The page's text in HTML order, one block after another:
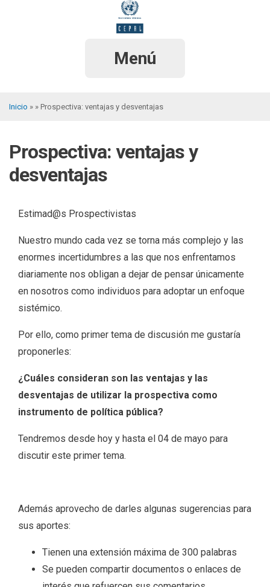
Menú
enlaces
de
ayuda
la
navegación
Inicio Prospectiva: ventajas y desventajas
Prospectiva: ventajas y
desventajas
Estimad@s Prospectivistas
Nuestro mundo cada vez se torna más complejo y las
enormes incertidumbres a las que nos enfrentamos
diariamente nos obligan a dejar de pensar únicamente
en nosotros como individuos para adoptar un enfoque
sistémico.
Por ello, como primer tema de discusión me gustaría
proponerles:
¿Cuáles consideran son las ventajas y las
desventajas de utilizar la prospectiva como
instrumento de política pública?
Tendremos desde hoy y hasta el 04 de mayo para
discutir este primer tema.
Además aprovecho de darles algunas sugerencias para
sus aportes:
Tienen una extensión máxima de 300 palabras
Se pueden compartir documentos o enlaces de